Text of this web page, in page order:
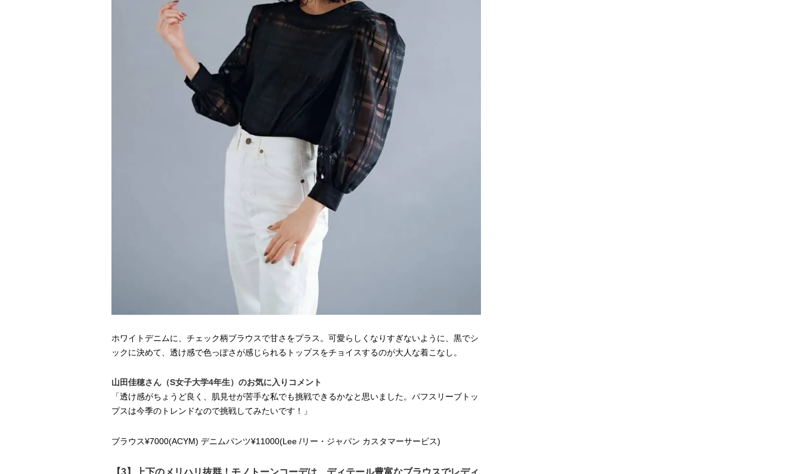
ホワイトデニムに、チェック柄ブラウスで甘さをプラス。可愛らしくなりすぎないように、黒でシ
ックに決めて、透け感で色っぽさが感じられるトップスをチョイスするのが大人な着こなし。
山田佳穂さん（S女子大学4年生）のお気に入りコメント
「透け感がちょうど良く、肌見せが苦手な私でも挑戦できるかなと思いました。パフスリーブトッ
プスは今季のトレンドなので挑戦してみたいです！」
ブラウス¥7000(ACYM) デニムパンツ¥11000(Lee /リー・ジャパン カスタマーサービス)
【3】上下のメリハリ抜群！モノトーンコーデは、ディテール豊富なブラウスでレディ